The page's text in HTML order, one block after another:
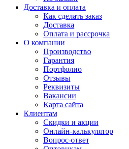
Доставка и оплата
Как сделать заказ
Доставка
Оплата и рассрочка
О компании
Производство
Гарантия
Портфолио
Отзывы
Реквизиты
Вакансии
Карта сайта
Клиентам
Скидки и акции
Онлайн-калькулятор
Вопрос-ответ